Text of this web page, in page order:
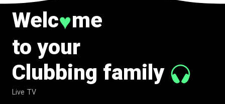
Welc♥me
to your
Clubbing family
Live TV